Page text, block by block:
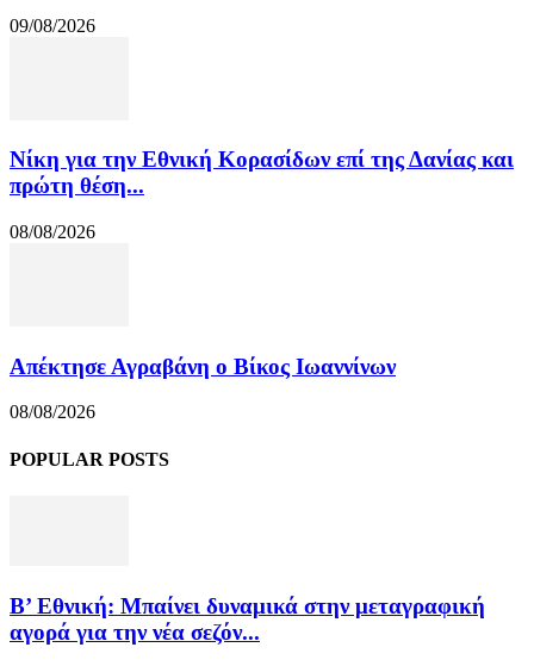
09/08/2026
Νίκη για την Εθνική Κορασίδων επί της Δανίας και
πρώτη θέση...
08/08/2026
Απέκτησε Αγραβάνη ο Βίκος Ιωαννίνων
08/08/2026
POPULAR POSTS
Β’ Εθνική: Μπαίνει δυναμικά στην μεταγραφική
αγορά για την νέα σεζόν...